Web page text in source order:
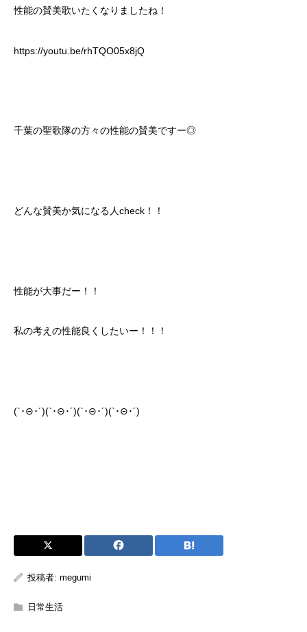
性能の賛美歌いたくなりましたね！
https://youtu.be/rhTQO05x8jQ
千葉の聖歌隊の方々の性能の賛美ですー◎
どんな賛美か気になる人check！！
性能が大事だー！！
私の考えの性能良くしたいー！！！
(`･⊝･´)(`･⊝･´)(`･⊝･´)(`･⊝･´)
投稿者: megumi
日常生活